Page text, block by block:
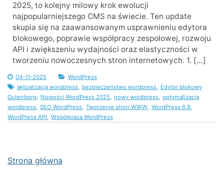
2025, to kolejny milowy krok ewolucji
najpopularniejszego CMS na świecie. Ten update
skupia się na zaawansowanym usprawnieniu edytora
blokowego, poprawie współpracy zespołowej, rozwoju
API i zwiększeniu wydajności oraz elastyczności w
tworzeniu nowoczesnych stron internetowych. 1. […]
04-11-2025
WordPress
aktualizacja wordpress, bezpieczeństwo wordpress, Edytor blokowy
Gutenberg, Nowości WordPress 2025, nowy wordpress, optymalizacja
wordpress, SEO WordPress, Tworzenie stron WWW, WordPress 6.9,
WordPress API, Współpraca WordPress
Strona główna